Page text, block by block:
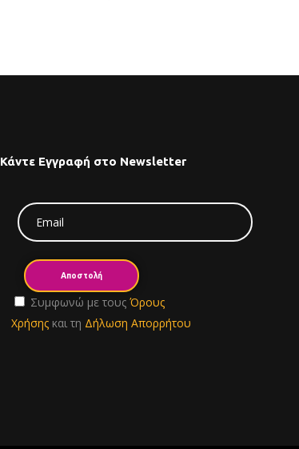
Κάντε Εγγραφή στο Newsletter
Συμφωνώ με τους Όρους
Χρήσηςκαι τη Δήλωση Απορρήτου